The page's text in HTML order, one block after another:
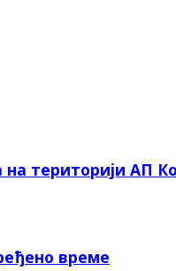
територији АП
време